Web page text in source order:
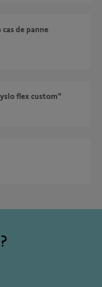
flex custom"